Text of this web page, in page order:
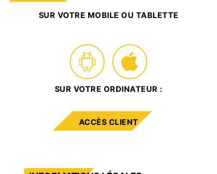
SUR VOTRE MOBILE OU TABLETTE
SUR VOTRE ORDINATEUR :
ACCÈS CLIENT